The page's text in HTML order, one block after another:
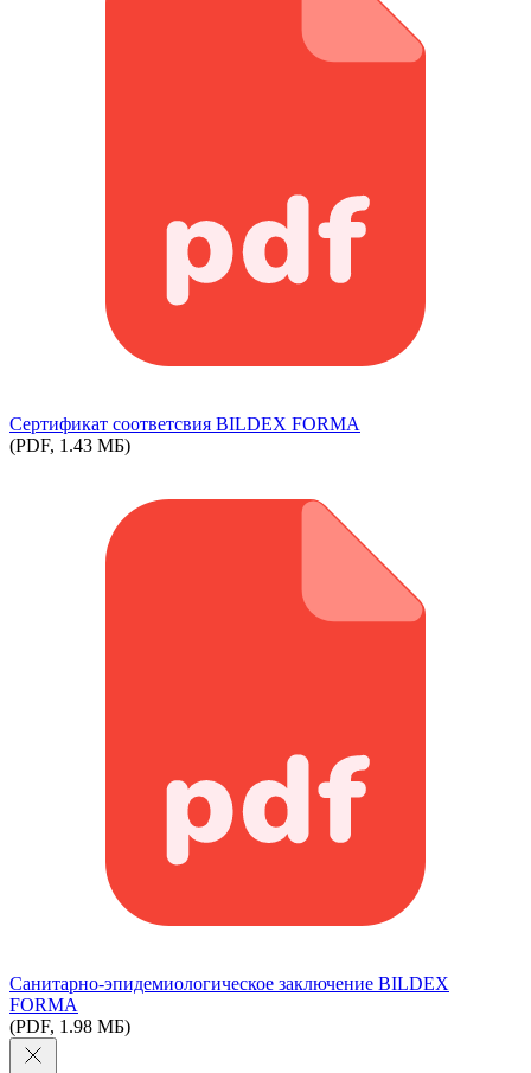
Сертификат соответсвия BILDEX FORMA
(PDF, 1.43 МБ)
Cанитарно-эпидемиологическое заключение BILDEX
FORMA
(PDF, 1.98 МБ)